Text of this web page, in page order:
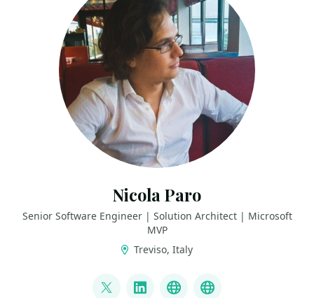
Nicola Paro
Senior Software Engineer | Solution Architect | Microsoft
MVP
Treviso, Italy